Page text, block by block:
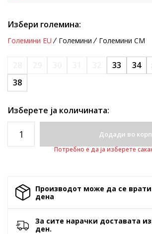
Избери големина:
Големини EU Големини Големини CM
33 34
38
Изберете ја количината:
Додади во
Потребно е да ја изберете
Производот може да се
денa
За сите нарачки доставата
ден.